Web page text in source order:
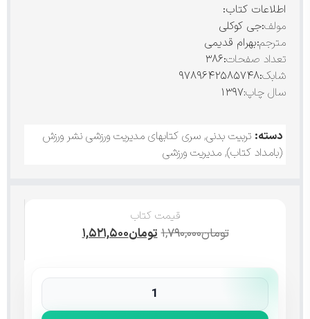
اطلاعات کتاب:
مولف:جی کوکلی
مترجم:بهرام قدیمی
تعداد صفحات:۳۸۶
شابک:۹۷۸۹۶۴۲۵۸۵۷۴۸
سال چاپ:۱۳۹۷
دسته: تربیت بدنی, سری کتابهای مدیریت ورزشی نشر ورزش
(بامداد کتاب), مدیریت ورزشی
قیمت کتاب
تومان۱,۷۹۰,۰۰۰تومان۱,۵۲۱,۵۰۰